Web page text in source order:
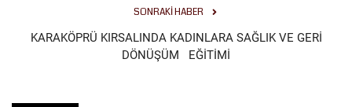
SONRAKI HABER
KARAKÖPRÜ KIRSALINDA KADINLARA SAĞLIK VE GERİ
DÖNÜŞÜM EĞİTİMİ